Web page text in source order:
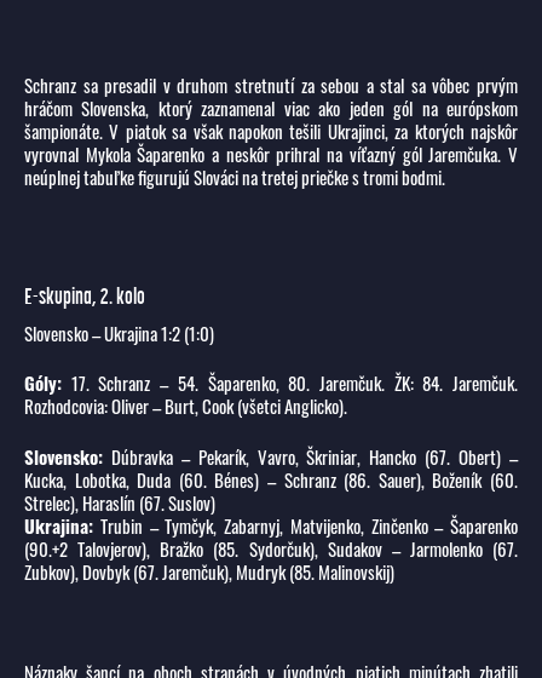
Schranz sa presadil v druhom stretnutí za sebou a stal sa vôbec prvým
hráčom Slovenska, ktorý zaznamenal viac ako jeden gól na európskom
šampionáte. V piatok sa však napokon tešili Ukrajinci, za ktorých najskôr
vyrovnal Mykola Šaparenko a neskôr prihral na víťazný gól Jaremčuka. V
neúplnej tabuľke figurujú Slováci na tretej priečke s tromi bodmi.
E-skupina, 2. kolo
Slovensko – Ukrajina 1:2 (1:0)
Góly: 17. Schranz – 54. Šaparenko, 80. Jaremčuk. ŽK: 84. Jaremčuk.
Rozhodcovia: Oliver – Burt, Cook (všetci Anglicko).
Slovensko: Dúbravka – Pekarík, Vavro, Škriniar, Hancko (67. Obert) –
Kucka, Lobotka, Duda (60. Bénes) – Schranz (86. Sauer), Boženík (60.
Strelec), Haraslín (67. Suslov)
Ukrajina: Trubin – Tymčyk, Zabarnyj, Matvijenko, Zinčenko – Šaparenko
(90.+2 Talovjerov), Bražko (85. Sydorčuk), Sudakov – Jarmolenko (67.
Zubkov), Dovbyk (67. Jaremčuk), Mudryk (85. Malinovskij)
Náznaky šancí na oboch stranách v úvodných piatich minútach zhatili